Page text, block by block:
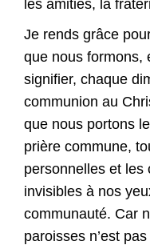
les amitiés, la
Je rends grâce
que nous formons,
signifier, chaque
communion au
que nous portons
prière commune,
personnelles et les
invisibles à nos
communauté. Car
paroisses n’est